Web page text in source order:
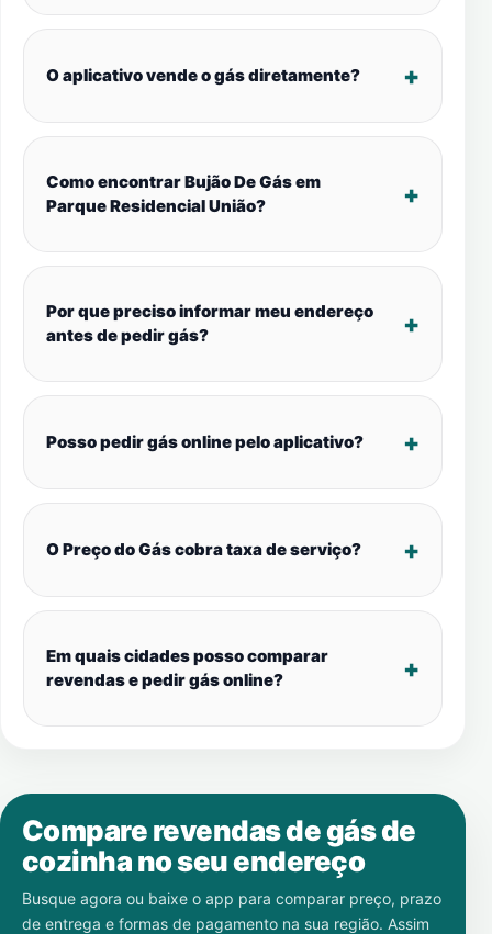
O aplicativo vende o gás diretamente?
Como encontrar Bujão De Gás em
Parque Residencial União?
Por que preciso informar meu endereço
antes de pedir gás?
Posso pedir gás online pelo aplicativo?
O Preço do Gás cobra taxa de serviço?
Em quais cidades posso comparar
revendas e pedir gás online?
Compare revendas de gás de
cozinha no seu endereço
Busque agora ou baixe o app para comparar preço, prazo
de entrega e formas de pagamento na sua região. Assim